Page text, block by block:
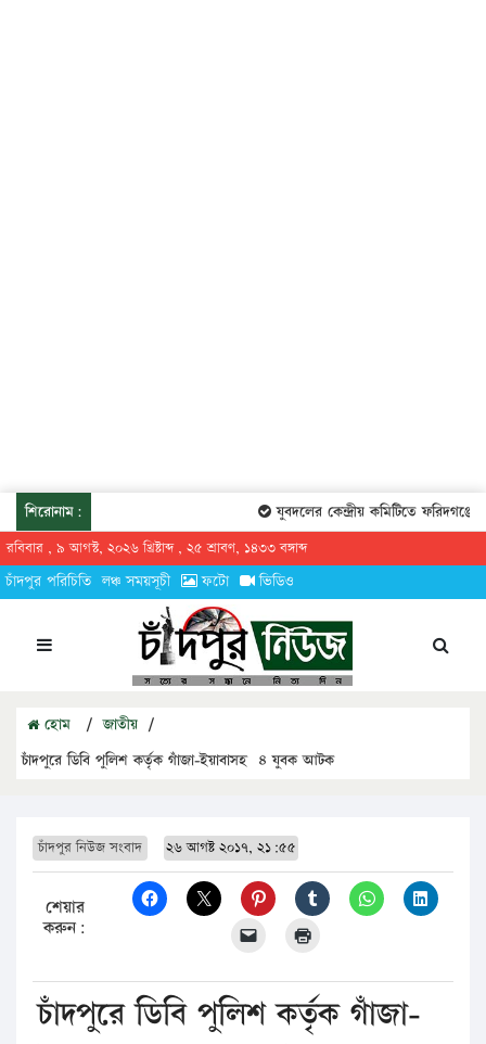
শিরোনাম: যুবদলের কেন্দ্রীয় কমিটিতে ফরিদগঞ্জের
রবিবার , ৯ আগস্ট, ২০২৬ খ্রিষ্টাব্দ , ২৫ শ্রাবণ, ১৪৩৩ বঙ্গাব্দ
চাঁদপুর পরিচিতি লঞ্চ সময়সূচী ফটো ভিডিও
হোম / জাতীয় /
চাঁদপুরে ডিবি পুলিশ কর্তৃক গাঁজা-ইয়াবাসহ ৪ যুবক আটক
চাঁদপুর নিউজ সংবাদ ২৬ আগষ্ট ২০১৭, ২১:৫৫
শেয়ার
করুন:
চাঁদপুরে ডিবি পুলিশ কর্তৃক গাঁজা-